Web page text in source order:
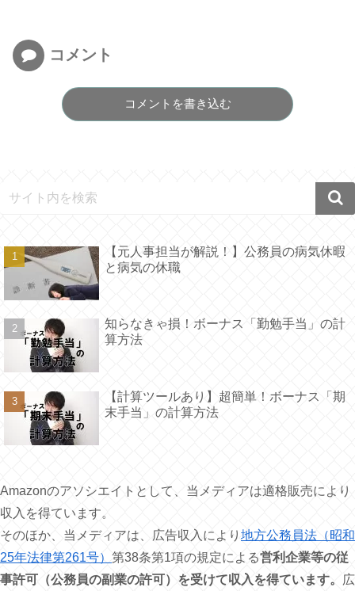
コメント
コメントを書き込む
【元人事担当が解説！】公務員の病気休暇
と病気の休職
知らなきゃ損！ボーナス「勤勉手当」の計
算方法
【計算ツールあり】超簡単！ボーナス「期
末手当」の計算方法
Amazonのアソシエイトとして、当メディアは適格販売により
収入を得ています。
そのほか、当メディアは、広告収入により 地方公務員法（昭和
25年法律第261号） 第38条第1項の規定による営利企業等の従
事許可（公務員の副業の許可）を受けて収入を得ています。
広